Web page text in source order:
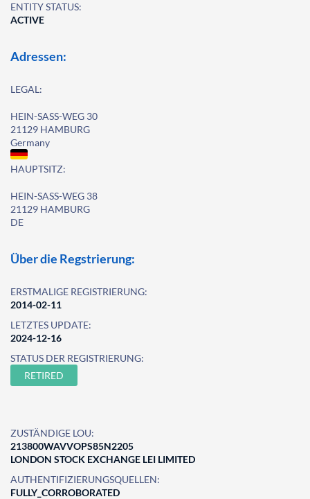
ENTITY STATUS:
ACTIVE
Adressen:
LEGAL:
HEIN-SASS-WEG 30
21129 HAMBURG
Germany
HAUPTSITZ:
HEIN-SASS-WEG 38
21129 HAMBURG
DE
Über die Regstrierung:
ERSTMALIGE REGISTRIERUNG:
2014-02-11
LETZTES UPDATE:
2024-12-16
STATUS DER REGISTRIERUNG:
RETIRED
ZUSTÄNDIGE LOU:
213800WAVVOPS85N2205
LONDON STOCK EXCHANGE LEI LIMITED
AUTHENTIFIZIERUNGSQUELLEN:
FULLY_CORROBORATED